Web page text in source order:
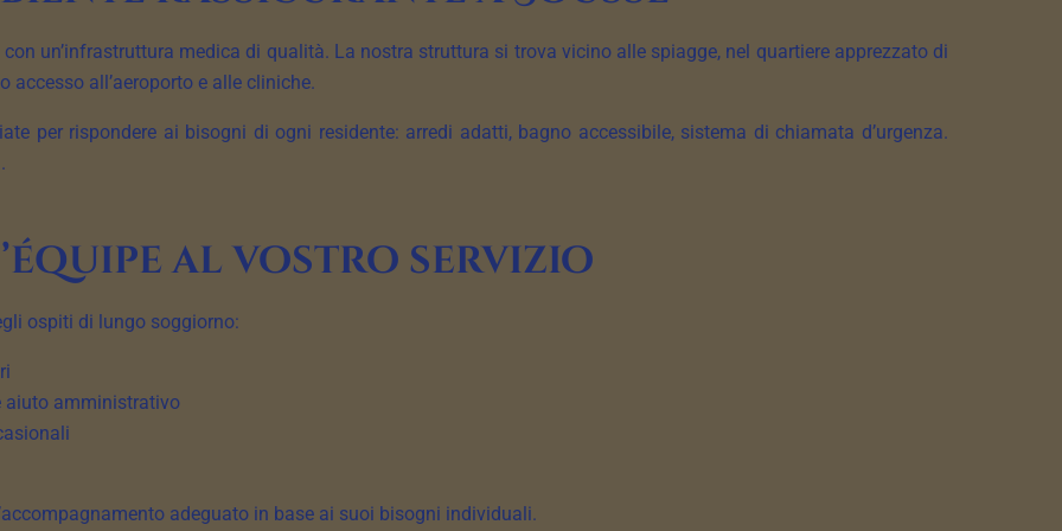
un’infrastruttura medica di qualità. La nostra struttura si trova vicino alle spiagge, nel quartiere apprezzato di
accesso all’aeroporto e alle cliniche.
per rispondere ai bisogni di ogni residente: arredi adatti, bagno accessibile, sistema di chiamata d’urgenza.
al vostro servizio
ospiti di lungo soggiorno:
aiuto amministrativo
adeguato in base ai suoi bisogni individuali.